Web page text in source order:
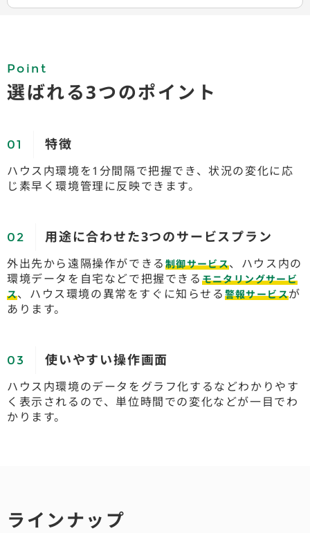
Point
選ばれる3つのポイント
特徴
ハウス内環境を1分間隔で把握でき、状況の変化に応
じ素早く環境管理に反映できます。
用途に合わせた3つのサービスプラン
外出先から遠隔操作ができる 制御サービス、ハウス内の
環境データを自宅などで把握できる モニタリングサービ
ス、ハウス環境の異常をすぐに知らせる 警報サービスが
あります。
使いやすい操作画面
ハウス内環境のデータをグラフ化するなどわかりやす
く表示されるので、単位時間での変化などが一目でわ
かります。
ラインナップ